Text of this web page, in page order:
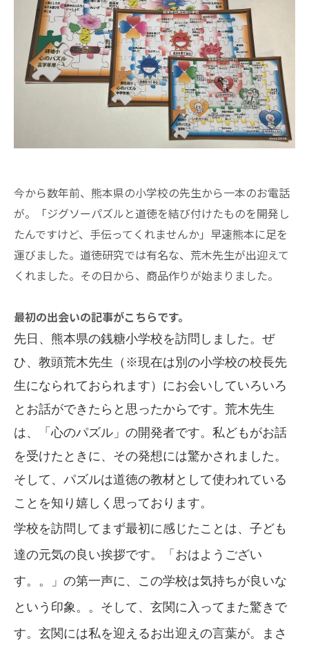
今から数年前、熊本県の小学校の先生から一本のお電話
が。「ジグソーパズルと道徳を結び付けたものを開発し
たんですけど、手伝ってくれませんか」早速熊本に足を
運びました。道徳研究では有名な、荒木先生が出迎えて
くれました。その日から、商品作りが始まりました。
最初の出会いの記事がこちらです。
先日、熊本県の銭糖小学校を訪問しました。ぜ
ひ、教頭荒木先生（※現在は別の小学校の校長先
生になられておられます）にお会いしていろいろ
とお話ができたらと思ったからです。荒木先生
は、「心のパズル」の開発者です。私どもがお話
を受けたときに、その発想には驚かされました。
そして、パズルは道徳の教材として使われている
ことを知り嬉しく思っております。
学校を訪問してまず最初に感じたことは、子ども
達の元気の良い挨拶です。「おはようござい
す。。」の第一声に、この学校は気持ちが良いな
という印象。。そして、玄関に入ってまた驚きで
す。玄関には私を迎えるお出迎えの言葉が。まさ